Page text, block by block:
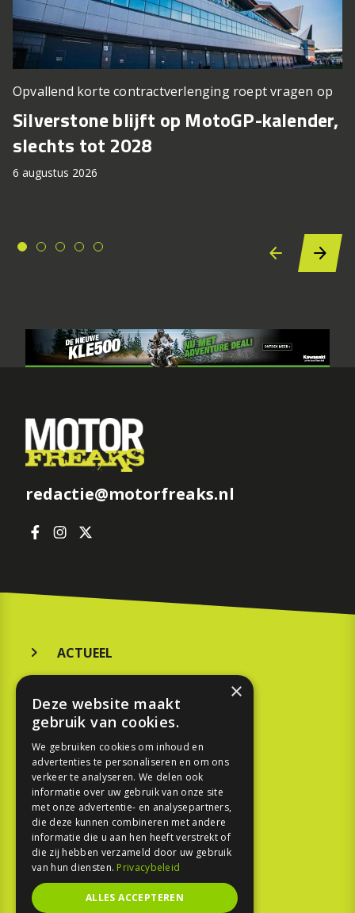
Opvallend korte contractverlenging roept vragen op
Silverstone blijft op MotoGP-kalender,
slechts tot 2028
6 augustus 2026
redactie@motorfreaks.nl
ACTUEEL
KOOPGIDS
TESTEN
SPORT
REPORTAGE
TOUREN
NIEUWSBRIEF
×
Deze website maakt
gebruik van cookies.
We gebruiken cookies om inhoud en
advertenties te personaliseren en om ons
verkeer te analyseren. We delen ook
informatie over uw gebruik van onze site
met onze advertentie- en analysepartners,
die deze kunnen combineren met andere
informatie die u aan hen heeft verstrekt of
die zij hebben verzameld door uw gebruik
van hun diensten. Privacybeleid
ALLES ACCEPTEREN